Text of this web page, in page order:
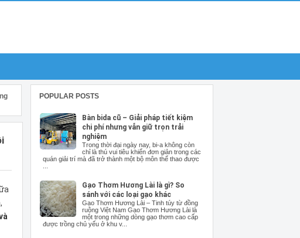
POPULAR POSTS
Bàn bida cũ – Giải pháp tiết kiệm
chi phí nhưng vẫn giữ trọn trải
nghiệm
Trong thời đại ngày nay, bi-a không còn
chỉ là thú vui tiêu khiển đơn giản trong các
quán giải trí mà đã trở thành một bộ môn thể thao được
Gạo Thơm Hương Lài là gì? So
sánh với các loại gạo khác
Gạo Thơm Hương Lài – Tinh túy từ đồng
ruộng Việt Nam Gạo Thơm Hương Lài là
một trong những dòng gạo thơm cao cấp
được trồng chủ yếu ở khu v...